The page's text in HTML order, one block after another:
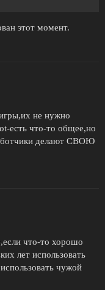
этот момент.
не нужно
есть что-то общее,но
делают СВОЮ
что-то хорошо
лет использовать
чужой